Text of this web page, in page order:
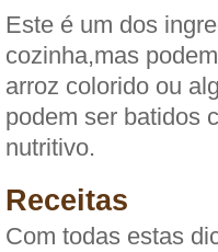
Este é um dos
cozinha,mas
arroz colorido ou
podem ser batidos
nutritivo.
Receitas
Com todas estas